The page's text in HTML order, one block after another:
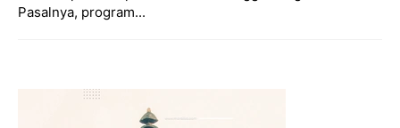
Pasalnya, program...